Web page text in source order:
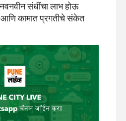
संधींचा लाभ होऊ
कामात प्रगतीचे संकेत